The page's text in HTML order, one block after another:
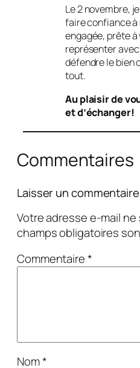
Le 2 novembre,
faire confiance à
engagée, prête à
représenter
défendre le bien
tout.
Au plaisir de
et d’échanger!
Commentaires
Laisser un commentaire
Votre adresse e-mail ne
champs obligatoires
Commentaire*
Nom*